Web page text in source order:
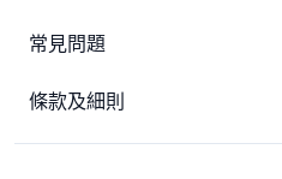
常見問題
條款及細則